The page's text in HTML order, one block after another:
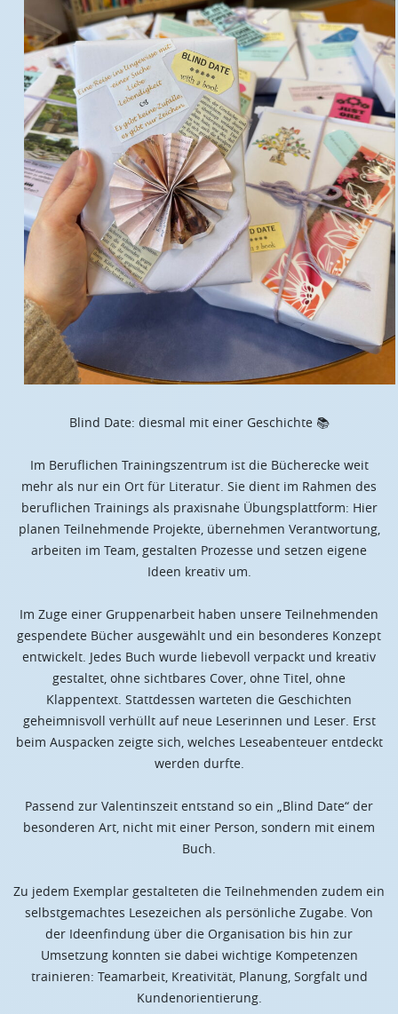
Blind Date: diesmal mit einer Geschichte 📚
Im Beruflichen Trainingszentrum ist die Bücherecke weit
mehr als nur ein Ort für Literatur. Sie dient im Rahmen des
beruflichen Trainings als praxisnahe Übungsplattform: Hier
planen Teilnehmende Projekte, übernehmen Verantwortung,
arbeiten im Team, gestalten Prozesse und setzen eigene
Ideen kreativ um.
Im Zuge einer Gruppenarbeit haben unsere Teilnehmenden
gespendete Bücher ausgewählt und ein besonderes Konzept
entwickelt. Jedes Buch wurde liebevoll verpackt und kreativ
gestaltet, ohne sichtbares Cover, ohne Titel, ohne
Klappentext. Stattdessen warteten die Geschichten
geheimnisvoll verhüllt auf neue Leserinnen und Leser. Erst
beim Auspacken zeigte sich, welches Leseabenteuer entdeckt
werden durfte.
Passend zur Valentinszeit entstand so ein „Blind Date“ der
besonderen Art, nicht mit einer Person, sondern mit einem
Buch.
Zu jedem Exemplar gestalteten die Teilnehmenden zudem ein
selbstgemachtes Lesezeichen als persönliche Zugabe. Von
der Ideenfindung über die Organisation bis hin zur
Umsetzung konnten sie dabei wichtige Kompetenzen
trainieren: Teamarbeit, Kreativität, Planung, Sorgfalt und
Kundenorientierung.